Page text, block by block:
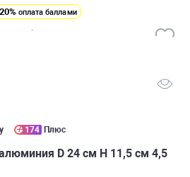
20% оплата баллами
174 Плюс
D 24 см H 11,5 см 4,5